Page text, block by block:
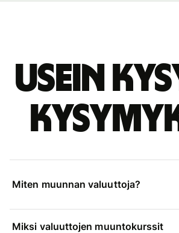
Usein
Miten muunnan valuuttoja?
Miksi valuuttojen muuntokurssit